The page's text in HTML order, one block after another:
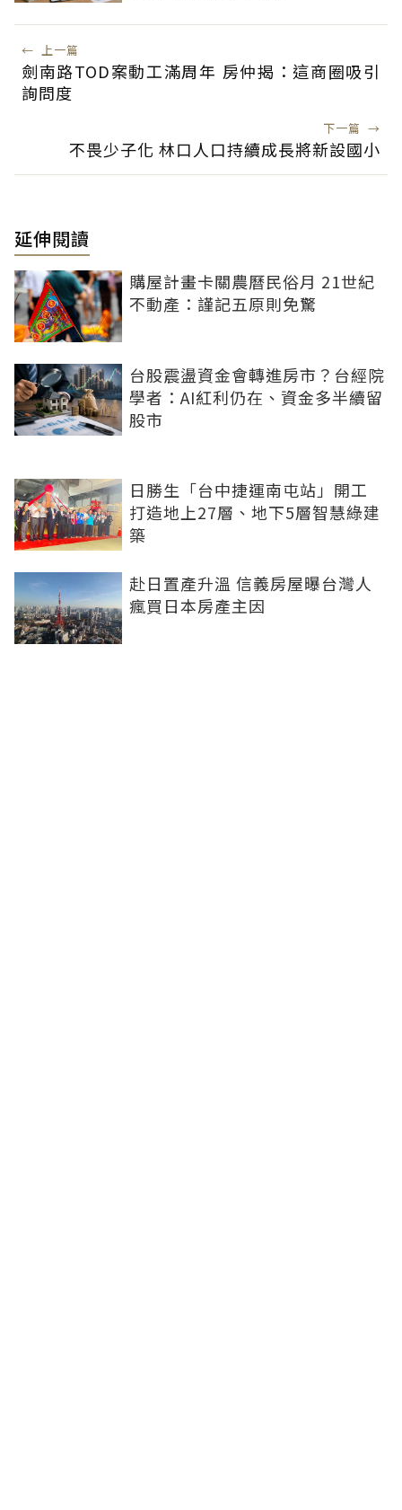
← 上一篇
劍南路TOD案動工滿周年 房仲揭：這商圈吸引
詢問度
下一篇 →
不畏少子化 林口人口持續成長將新設國小
延伸閱讀
購屋計畫卡關農曆民俗月 21世紀
不動產：謹記五原則免驚
台股震盪資金會轉進房市？台經院
學者：AI紅利仍在、資金多半續留
股市
日勝生「台中捷運南屯站」開工
打造地上27層、地下5層智慧綠建
築
赴日置產升溫 信義房屋曝台灣人
瘋買日本房產主因